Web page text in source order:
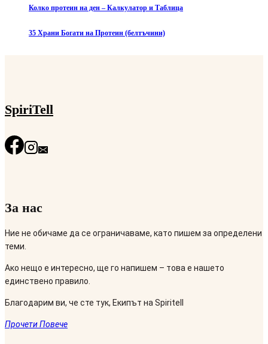
Колко протеин на ден – Калкулатор и Таблица
35 Храни Богати на Протеин (белтъчини)
SpiriTell
За нас
Ние не обичаме да се ограничаваме, като пишем за определени
теми.
Ако нещо е интересно, ще го напишем – това е нашето
единствено правило.
Благодарим ви, че сте тук, Екипът на Spiritell
Прочети Повече